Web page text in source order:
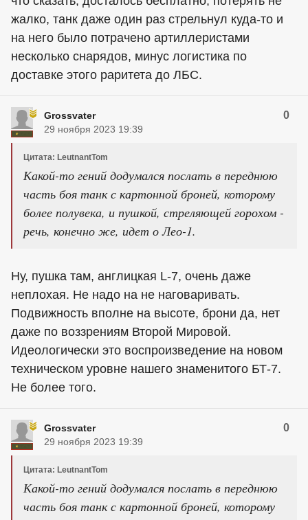
жалко, танк даже один раз стрельнул куда-то и
на него было потрачено артиллеристами
несколько снарядов, минус логистика по
доставке этого раритета до ЛБС.
Grossvater 0
29 ноября 2023 19:39
Цитата: LeutnantTom
Какой-то гений додумался послать в переднюю
часть боя танк с картонной броней, которому
более полувека, и пушкой, стреляющей горохом -
речь, конечно же, идет о Лео-1.
Ну, пушка там, англицкая L-7, очень даже
неплохая. Не надо на не наговаривать.
Подвижность вполне на высоте, брони да, нет
даже по воззрениям Второй Мировой.
Идеологически это воспроизведение на новом
техническом уровне нашего знаменитого БТ-7.
Не более того.
Grossvater 0
29 ноября 2023 19:39
Цитата: LeutnantTom
Какой-то гений додумался послать в переднюю
часть боя танк с картонной броней, которому